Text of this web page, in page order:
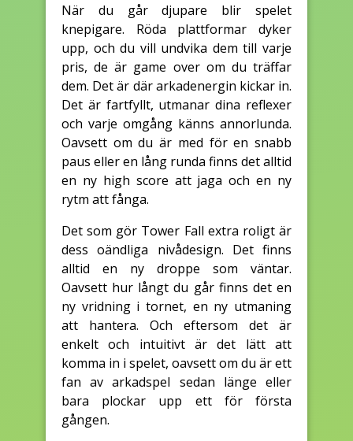
När du går djupare blir spelet
knepigare. Röda plattformar dyker
upp, och du vill undvika dem till varje
pris, de är game over om du träffar
dem. Det är där arkadenergin kickar in.
Det är fartfyllt, utmanar dina reflexer
och varje omgång känns annorlunda.
Oavsett om du är med för en snabb
paus eller en lång runda finns det alltid
en ny high score att jaga och en ny
rytm att fånga.
Det som gör Tower Fall extra roligt är
dess oändliga nivådesign. Det finns
alltid en ny droppe som väntar.
Oavsett hur långt du går finns det en
ny vridning i tornet, en ny utmaning
att hantera. Och eftersom det är
enkelt och intuitivt är det lätt att
komma in i spelet, oavsett om du är ett
fan av arkadspel sedan länge eller
bara plockar upp ett för första
gången.